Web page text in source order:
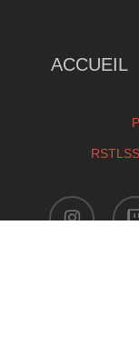
ACCUEIL
instagram twitch